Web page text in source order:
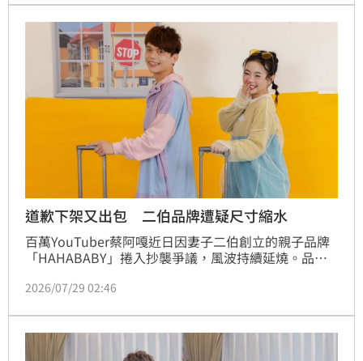
道歉聲明遭網友抓包與過往直播說法矛盾，關於產品開
發過程的紀錄說詞也與品牌總監說法前後不一。面對外
界質疑，蔡阿嘎夫妻目前皆未再做出回應。蔡佩伶報
道歉下架又出包 二伯品牌遭疑尺寸縮水
百萬YouTuber蔡阿嘎近日因妻子二伯創立的親子品牌
「HAHABABY」捲入抄襲爭議，風波持續延燒。品牌
快速開發產品的過程中，未能完整保存設計與製作歷程
續下架整理，未來將以更嚴謹標準投入產品開發。
2026/07/29 02:46